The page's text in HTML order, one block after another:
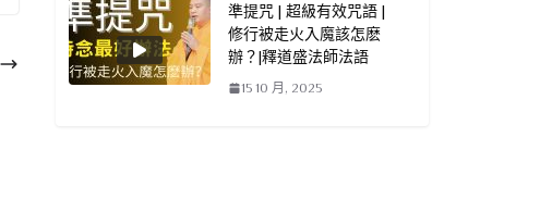
準提咒 | 超級有效咒語 |
修行被走火入魔該怎麽
辦？|釋道盛法師法語
15 10 月, 2025